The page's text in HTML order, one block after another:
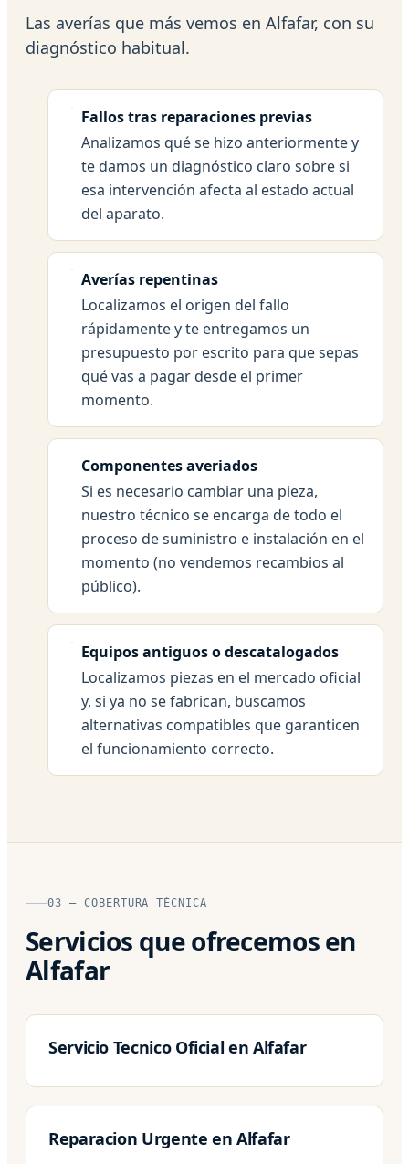
Las averías que más vemos en Alfafar, con su
diagnóstico habitual.
Fallos tras reparaciones previas
Analizamos qué se hizo anteriormente y
te damos un diagnóstico claro sobre si
esa intervención afecta al estado actual
del aparato.
Averías repentinas
Localizamos el origen del fallo
rápidamente y te entregamos un
presupuesto por escrito para que sepas
qué vas a pagar desde el primer
momento.
Componentes averiados
Si es necesario cambiar una pieza,
nuestro técnico se encarga de todo el
proceso de suministro e instalación en el
momento (no vendemos recambios al
público).
Equipos antiguos o descatalogados
Localizamos piezas en el mercado oficial
y, si ya no se fabrican, buscamos
alternativas compatibles que garanticen
el funcionamiento correcto.
03 — COBERTURA TÉCNICA
Servicios que ofrecemos en
Alfafar
Servicio Tecnico Oficial en Alfafar
Reparacion Urgente en Alfafar